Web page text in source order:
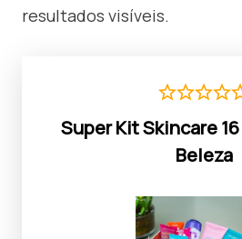
resultados visíveis.
Super Kit Skincare
Beleza